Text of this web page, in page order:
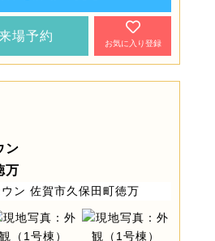
場予約
お気に入り登録
ン
万